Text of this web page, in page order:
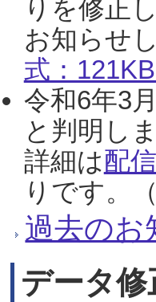
りを修正
お知らせ
式：121KB
令和6年3
と判明し
詳細は配
りです。
過去のお
データ